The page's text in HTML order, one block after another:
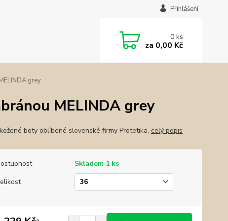
Přihlášení
0ks
za 0,00 Kč
grey
MELINDA grey
boty oblíbené slovenské firmy Protetika. celý popis
Skladem 1 ks